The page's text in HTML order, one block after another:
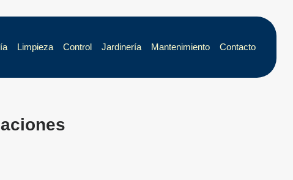
Limpieza Control Jardinería Mantenimiento Contacto